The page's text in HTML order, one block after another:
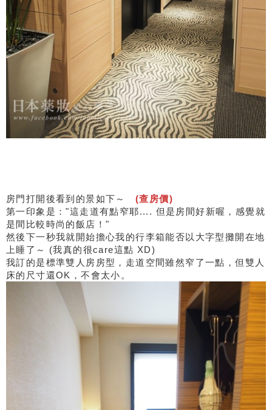
房門打開後看到的景如下～ (查房價)
第一印象是："這走道有點窄耶.... 但是房間好新喔，感覺就
是間比較時尚的飯店！"
然後下一秒我就開始擔心我的行李箱能否以大字型攤開在地
上睡了～ (我真的很care這點 XD)
我訂的是標準雙人房房型，走道空間雖然窄了一點，但雙人
床的尺寸還OK，不會太小。